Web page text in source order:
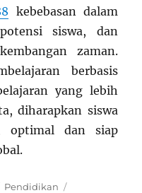
kebebasan dalam
siswa, dan
zaman.
berbasis
yang lebih
diharapkan siswa
optimal dan siap
Categories
Pendidikan